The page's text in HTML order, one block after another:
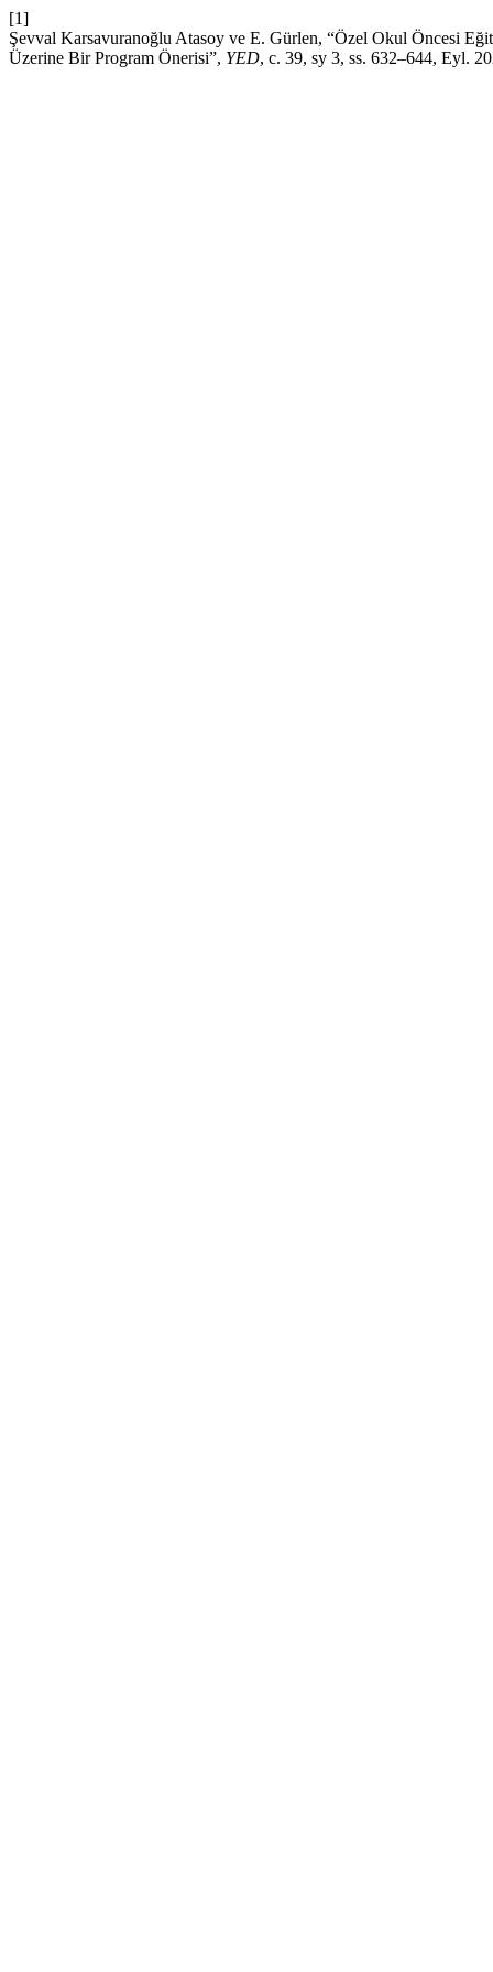
[1]
Şevval Karsavuranoğlu Atasoy ve E. Gürlen, “Özel Okul Öncesi
Üzerine Bir Program Önerisi”, YED, c. 39, sy 3, ss. 632–644, Eyl.